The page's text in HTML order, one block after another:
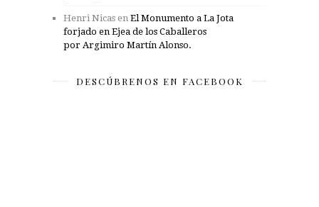
Henri Nicas en El Monumento a La Jota
forjado en Ejea de los Caballeros
por Argimiro Martín Alonso.
DESCÚBRENOS EN FACEBOOK